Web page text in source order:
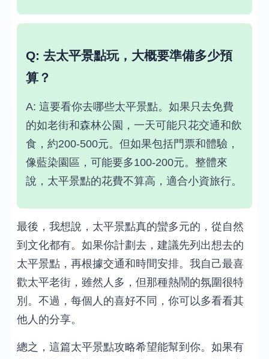
Q: 去太平景點玩，大概要準備多少預
算？
A: 這要看你去哪些太平景點。如果只去免費
的如老街和森林公園，一天可能只花交通和飲
食，約200-500元。但如果包括門票和體驗，
像藍染園區，可能要多100-200元。整體來
說，太平景點的花費不算高，適合小資旅行。
最後，我想說，太平景點真的蠻多元的，從自然
到文化都有。如果你計劃去，建議先列出想去的
太平景點，再根據交通和時間安排。我自己最喜
歡太平老街，雖然人多，但那種熱鬧的氛圍很特
別。不過，每個人的喜好不同，你可以多看看其
他人的分享。
總之，這篇太平景點攻略希望能幫到你。如果有